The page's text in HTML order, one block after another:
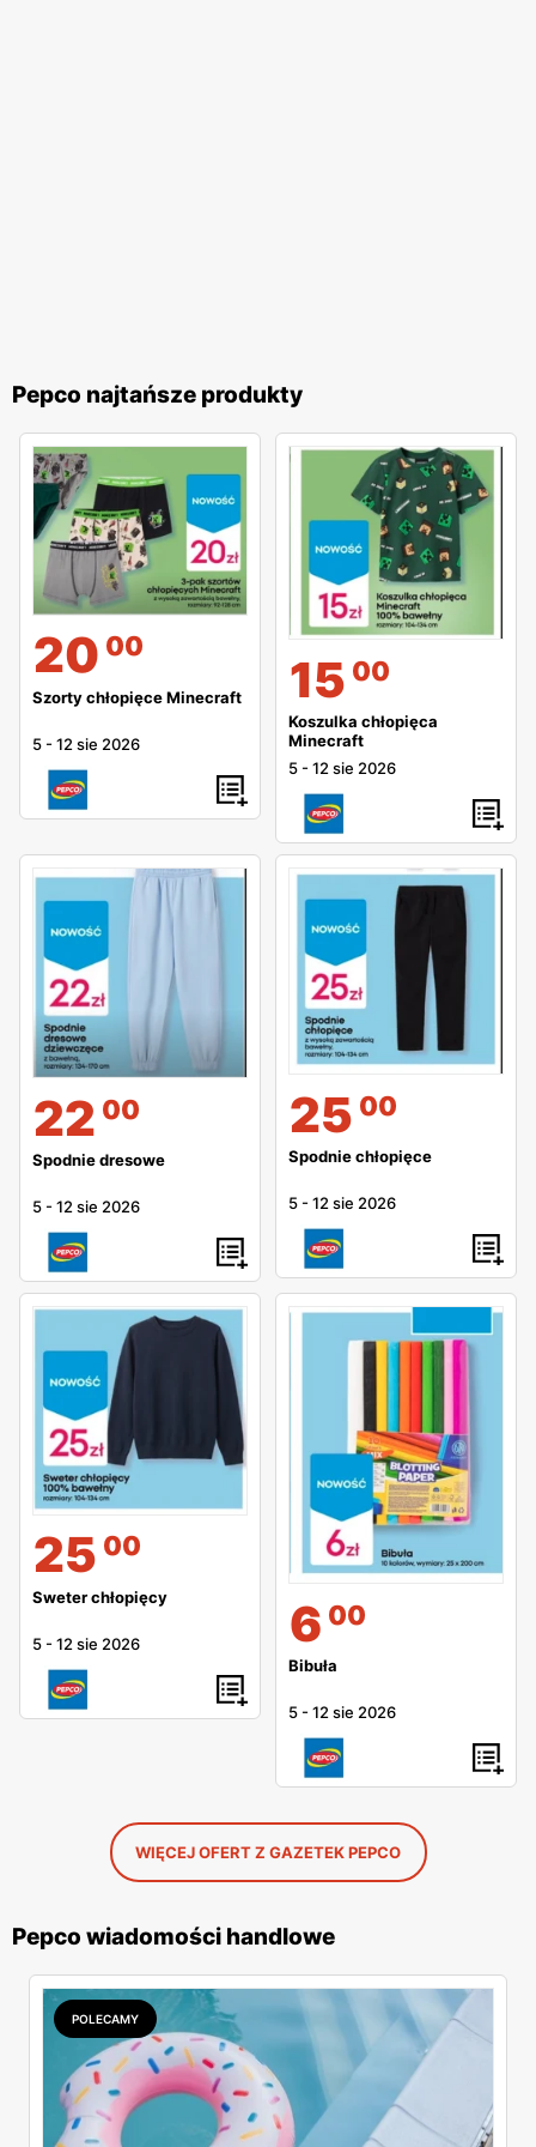
Pepco najtańsze produkty
20 00
Szorty chłopięce Minecraft
5 -12 sie 2026
15 00
Koszulka chłopięca
Minecraft
5 -12 sie 2026
22 00
Spodnie dresowe
5 -12 sie 2026
25 00
Spodnie chłopięce
5 -12 sie 2026
25 00
Sweter chłopięcy
5 -12 sie 2026 6 00
Bibuła
5 -12 sie 2026
WIĘCEJ OFERT Z GAZETEK PEPCO
Pepco wiadomości handlowe
POLECAMY